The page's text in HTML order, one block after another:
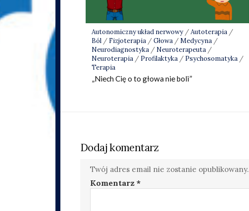
Autonomiczny układ nerwowy/Autoterapia/
Ból/ Fizjoterapia/Głowa/Medycyna/
Neurodiagnostyka/ Neuroterapeuta/
Neuroterapia/ Profilaktyka/ Psychosomatyka/
Terapia
„Niech Cię o to głowa nie boli”
Dodaj komentarz
Twój adres email nie zostanie opublikowany.
Komentarz *